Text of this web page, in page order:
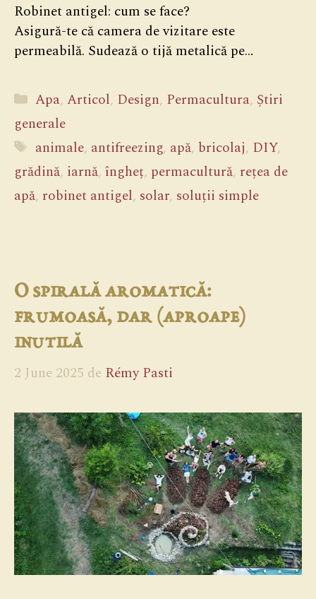
Robinet antigel: cum se face?
Asigură-te că camera de vizitare este
permeabilă. Sudează o tijă metalică pe…
Categorii
Apa,Articol, Design, Permacultura, Știri
generale
Etichete
animale, antifreezing, apă, bricolaj, DIY,
grădină, iarnă, îngheț, permacultură, rețea de
apă, robinet antigel, solar, soluții simple
O spirală aromatică:
frumoasă, dar (aproape)
inutilă
2 June 2025 de Rémy Pasti